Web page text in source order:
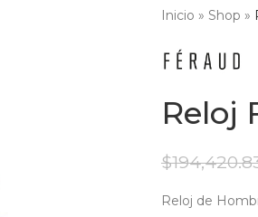
Inicio » Shop »
Reloj
$
Reloj de